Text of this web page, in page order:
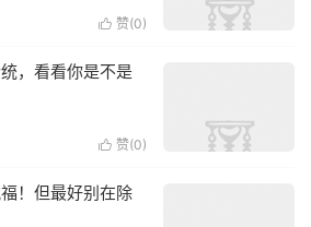
 赞(0)
，看看你是不是
 赞(0)
！但最好别在除